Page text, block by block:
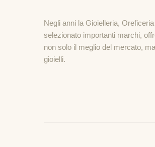
Negli anni la Gioielleria,
selezionato importanti marchi,
non solo il meglio del mercato,
gioielli.